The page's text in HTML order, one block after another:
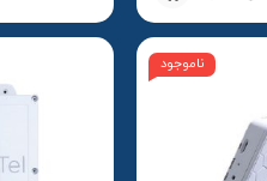
ناموجود